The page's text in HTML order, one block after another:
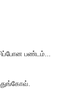
பண்டம்...